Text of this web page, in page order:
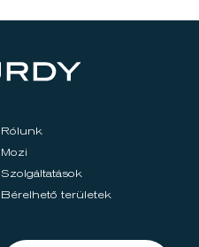
Rólunk
Mozi
Szolgáltatások
Bérelhető területek